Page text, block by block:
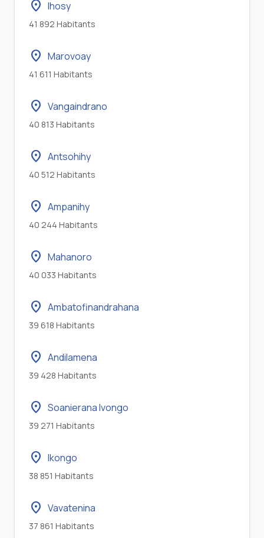
location_on Ihosy
41 892 Habitants
location_on Marovoay
41 611 Habitants
location_on Vangaindrano
40 813 Habitants
location_on Antsohihy
40 512 Habitants
location_on Ampanihy
40 244 Habitants
location_on Mahanoro
40 033 Habitants
location_on Ambatofinandrahana
39 618 Habitants
location_on Andilamena
39 428 Habitants
location_on Soanierana Ivongo
39 271 Habitants
location_on Ikongo
38 851 Habitants
location_on Vavatenina
37 861 Habitants